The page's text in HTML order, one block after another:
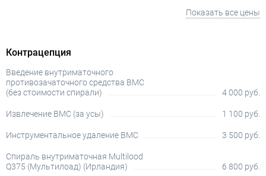
Показать все цены
Контрацепция
Введение внутриматочного
противозачаточного средства ВМС
(без стоимости спирали)
4 000 руб.
Извлечение ВМС (за усы) 1 100 руб.
Инструментальное удаление ВМС 3 500 руб.
Спираль внутриматочная Multilood
Q375 (Мультилоад) (Ирландия)
6 800 руб.